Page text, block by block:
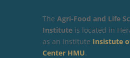
The Agri-Food and Life
Institute is located in
as an Institute Insistute
Center HMU.